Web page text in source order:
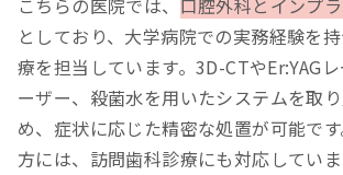
こちらの医院では、
口腔外科とインプ
としており、大学病院での実務経験を
療を担当しています。3D-CTやEr:YAG
ーザー、殺菌水を用いたシステムを取
め、症状に応じた精密な処置が可能で
方には、訪問歯科診療にも対応していま